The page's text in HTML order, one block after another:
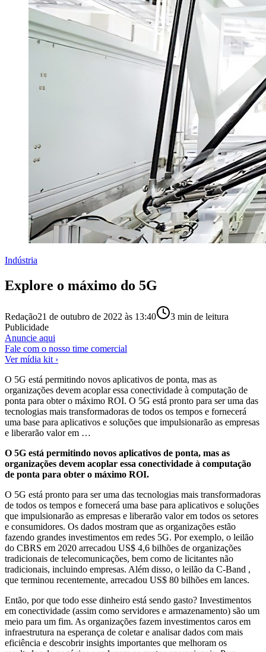
Indústria
Explore o máximo do 5G
Redação21 de outubro de 2022 às 13:40 3 min de leitura
Publicidade
Anuncie aqui
Fale com o nosso time comercial
Ver mídia kit ›
O 5G está permitindo novos aplicativos de ponta, mas as
organizações devem acoplar essa conectividade à computação de
ponta para obter o máximo ROI. O 5G está pronto para ser uma das
tecnologias mais transformadoras de todos os tempos e fornecerá
uma base para aplicativos e soluções que impulsionarão as empresas
e liberarão valor em …
O 5G está permitindo novos aplicativos de ponta, mas as
organizações devem acoplar essa conectividade à computação
de ponta para obter o máximo ROI.
O 5G está pronto para ser uma das tecnologias mais transformadoras
de todos os tempos e fornecerá uma base para aplicativos e soluções
que impulsionarão as empresas e liberarão valor em todos os setores
e consumidores. Os dados mostram que as organizações estão
fazendo grandes investimentos em redes 5G. Por exemplo, o leilão
do CBRS em 2020 arrecadou US$ 4,6 bilhões de organizações
tradicionais de telecomunicações, bem como de licitantes não
tradicionais, incluindo empresas. Além disso, o leilão da C-Band ,
que terminou recentemente, arrecadou US$ 80 bilhões em lances.
Então, por que todo esse dinheiro está sendo gasto? Investimentos
em conectividade (assim como servidores e armazenamento) são um
meio para um fim. As organizações fazem investimentos caros em
infraestrutura na esperança de coletar e analisar dados com mais
eficiência e descobrir insights importantes que melhoram os